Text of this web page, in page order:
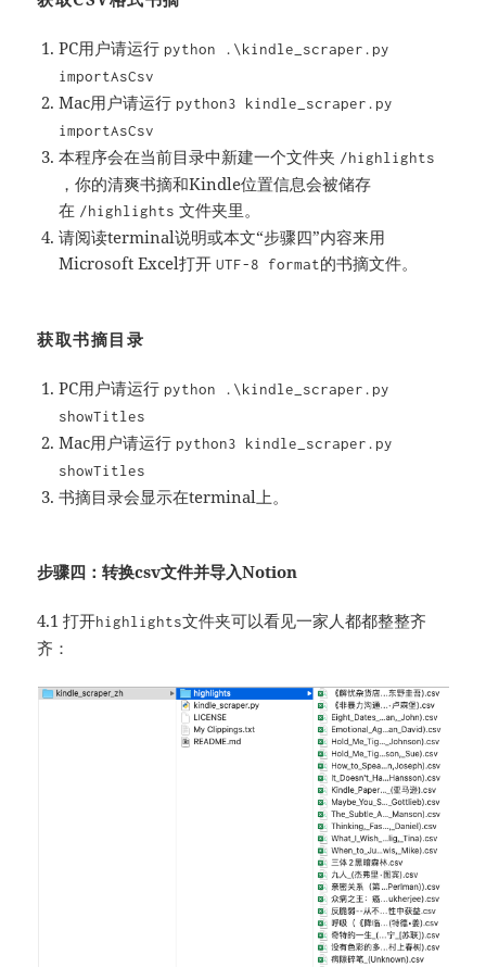
PC用户请运行 python .\kindle_scraper.py
importAsCsv
Mac用户请运行 python3 kindle_scraper.py
importAsCsv
本程序会在当前目录中新建一个文件夹 /highlights
，你的清爽书摘和Kindle位置信息会被储存
在 /highlights 文件夹里。
请阅读terminal说明或本文“步骤四”内容来用
Microsoft Excel打开UTF-8 format的书摘文件。
获取书摘目录
PC用户请运行 python .\kindle_scraper.py
showTitles
Mac用户请运行 python3 kindle_scraper.py
showTitles
书摘目录会显示在terminal上。
步骤四：转换csv文件并导入Notion
4.1 打开highlights文件夹可以看见一家人都都整整齐
齐：